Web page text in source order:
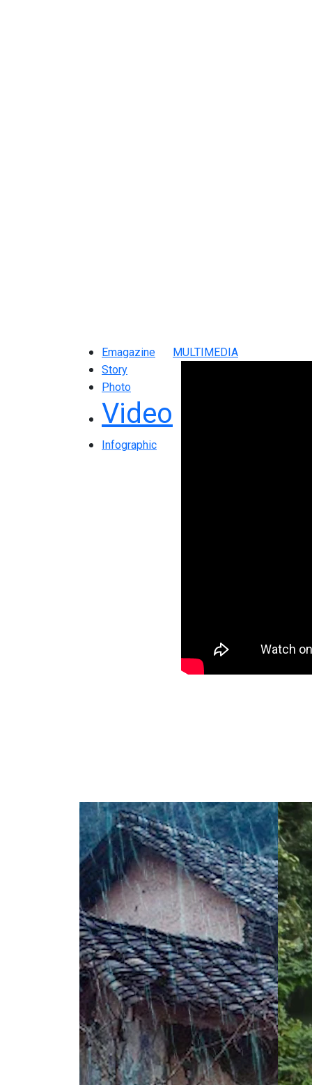
MULTIMEDIA
Emagazine
Story
Photo
Video
Infographic